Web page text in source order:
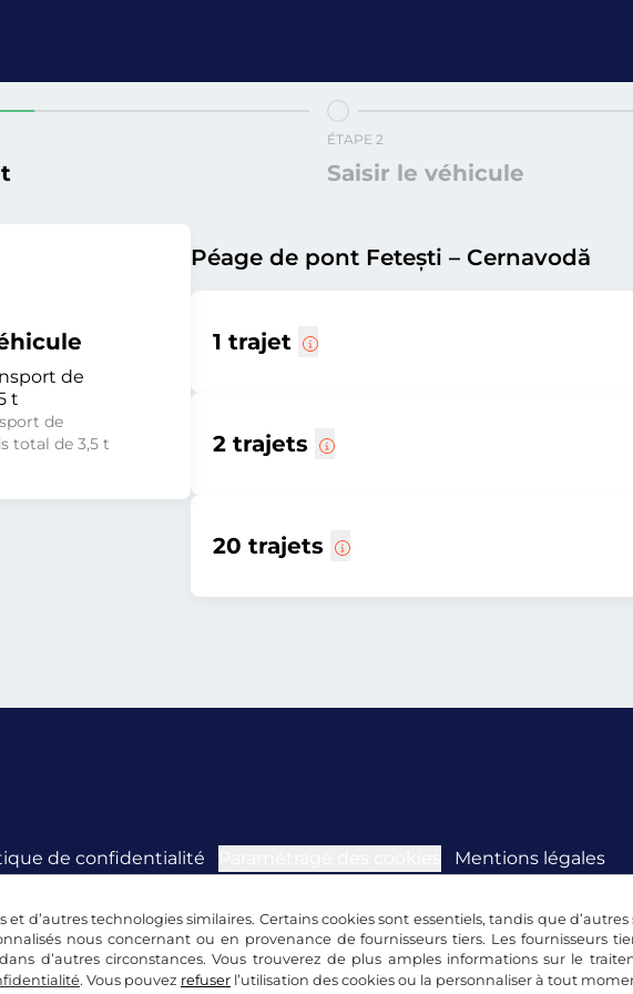
et d’autres technologies similaires. Certains cookies sont essentiels, tandis que
nous concernant ou en provenance de fournisseurs tiers. Les fournisseurs
d’autres circonstances. Vous trouverez de plus amples informations sur le
. Vous pouvez refuser l’utilisation des cookies ou la personnaliser à tout
ÉTAPE 2
Saisir le véhicule
de
t
de
total de 3,5 t
Péage de pont Fetești – Cernavodă
1 trajet
2 trajets
20 trajets
de confidentialité Mentions légales